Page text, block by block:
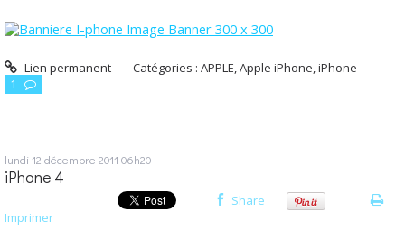
Lien permanent Catégories :APPLE,Apple iPhone,iPhone
1
lundi 12 décembre 2011 06h20
iPhone 4
Share
Imprimer